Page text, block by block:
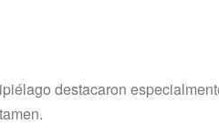
destacaron